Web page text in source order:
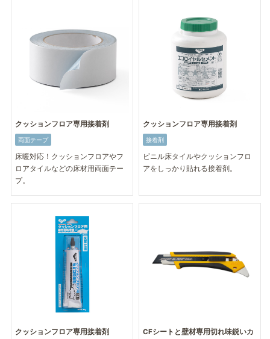
クッションフロア専用接着剤
両面テープ
床暖対応！クッションフロアやフ
ロアタイルなどの床材用両面テー
プ。
クッションフロア専用接着剤
接着剤
ビニル床タイルやクッションフロ
アをしっかり貼れる接着剤。
クッションフロア専用接着剤
CFシートと壁材専用切れ味鋭いカ